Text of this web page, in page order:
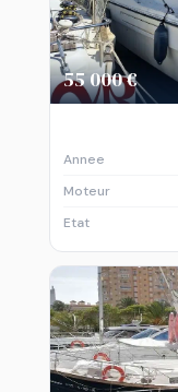
55 000 €
Annee
Moteur
Etat